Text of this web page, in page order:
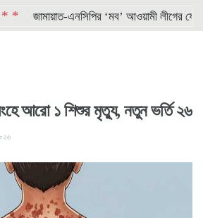
জামায়াত-এনসিপির ‘মব’ আওয়ামী লীগের ফেরার
আরো ১ শিশুর মৃত্যু, নতুন ভর্তি ২৬